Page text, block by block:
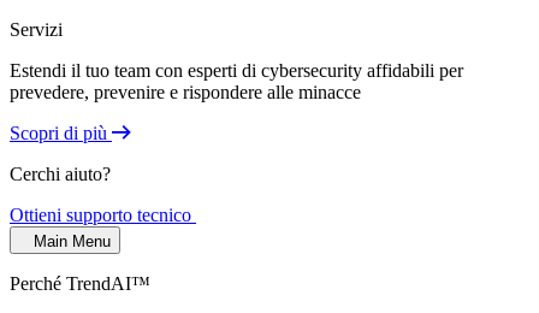
Servizi
Estendi il tuo team con esperti di cybersecurity affidabili per
prevedere, prevenire e rispondere alle minacce
Scopri di più
Cerchi aiuto?
Ottieni supporto tecnico
Main Menu
Perché TrendAI™